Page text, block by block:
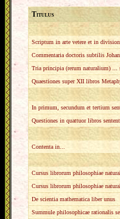
Titulus
Scriptum in arte vetere et in
Commentaria doctoris subtilis
Tria principia (rerum naturalium) ...
Quaestiones super XII libros
In primum, secundum et tertium
Questiones in quattuor libros
Contenta in...
Cursus librorum philosophiae
Cursus librorum philosophiae
De scientia mathematica liber unus
Summule philosophicae rationalis